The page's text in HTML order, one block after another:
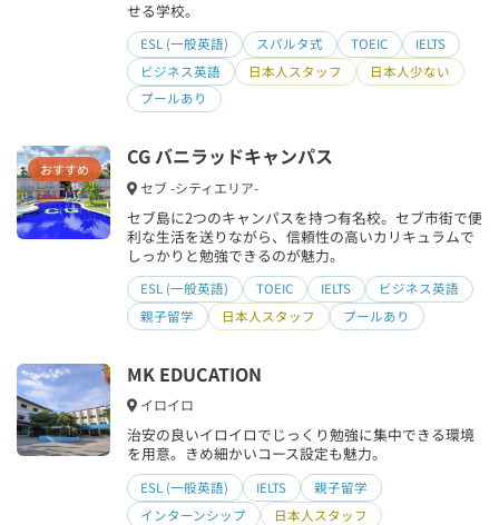
せる学校。
ESL (一般英語) スパルタ式 TOEIC
IELTS
ビジネス英語
日本人スタッフ
日本人少ない
プールあり
おすすめ CG バニラッドキャンパス
セブ -シティエリア-
セブ島に2つのキャンパスを持つ有名校。セブ市街で便
利な生活を送りながら、信頼性の高いカリキュラムで
しっかりと勉強できるのが魅力。
ESL (一般英語) TOEIC IELTS
ビジネス英語
親子留学
日本人スタッフ プールあり
MK EDUCATION
イロイロ
治安の良いイロイロでじっくり勉強に集中できる環境
を用意。きめ細かいコース設定も魅力。
ESL (一般英語) IELTS
親子留学
インターンシップ
日本人スタッフ